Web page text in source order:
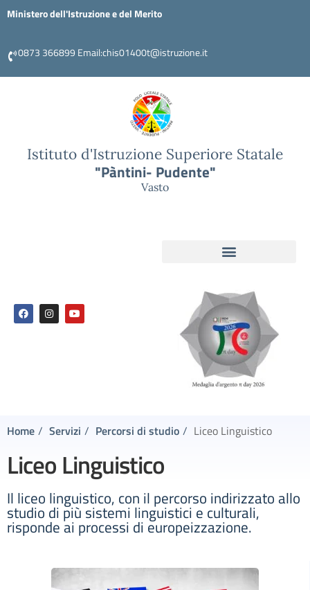
Ministero dell'Istruzione e del Merito
0873 366899 Email:chis01400t@istruzione.it
Istituto d'Istruzione Superiore Statale
"Pàntini- Pudente"
Vasto
Home Servizi Percorsi di studio Liceo Linguistico
Liceo Linguistico
Il liceo linguistico, con il percorso indirizzato allo
studio di più sistemi linguistici e culturali,
risponde ai processi di europeizzazione.